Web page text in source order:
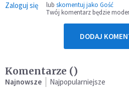
Zaloguj się lub skomentuj jako Gość
Twój komentarz będzie
DODAJ
Komentarze ()
Najnowsze Najpopularniejsze